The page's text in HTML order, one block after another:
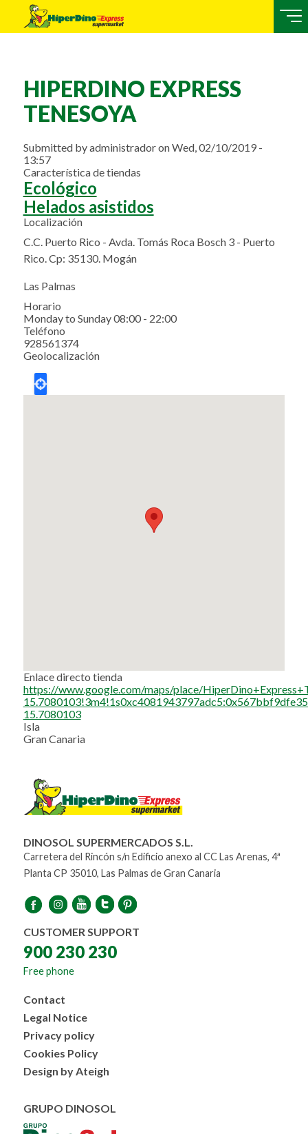
HIPERDINO EXPRESS
TENESOYA
Submitted byadministradoronWed, 02/10/2019 -
13:57
Característica de tiendas
Ecológico
Helados asistidos
Localización
C.C. Puerto Rico - Avda. Tomás Roca Bosch 3 - Puerto
Rico. Cp: 35130. Mogán
Las Palmas
Horario
Monday to Sunday 08:00 - 22:00
Teléfono
928561374
Geolocalización
Enlace directo tienda
https://www.google.com/maps/place/
15.7080103
Isla
Gran Canaria
DINOSOL SUPERMERCADOS S.L.
Carretera del Rincón s/n Edificio anexo al CC Las Arenas, 4ª
Planta CP 35010, Las Palmas de Gran Canaria
CUSTOMER SUPPORT
900 230 230
Free phone
Menú
al
pie
Contact
Legal Notice
Privacy policy
Cookies Policy
Design by Ateigh
GRUPO DINOSOL